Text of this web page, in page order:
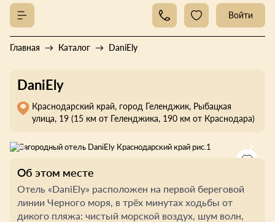
Войти
Главная Каталог DaniEly
DaniEly
Краснодарский край, город Геленджик, Рыбацкая
улица, 19 (15 км от Геленджика, 190 км от Краснодара)
Об этом месте
Отель «DaniEly» расположен на первой береговой
линии Черного моря, в трёх минутах ходьбы от
дикого пляжа: чистый морской воздух, шум волн,